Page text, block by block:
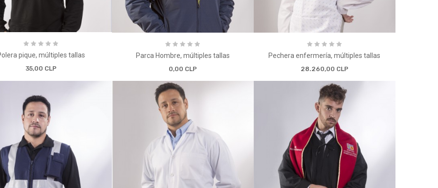
pique, múltiples tallas
35,00 CLP
Parca Hombre, múltiples tallas
0,00 CLP
Pechera enfermería, múltiples tallas
28.260,00 CLP